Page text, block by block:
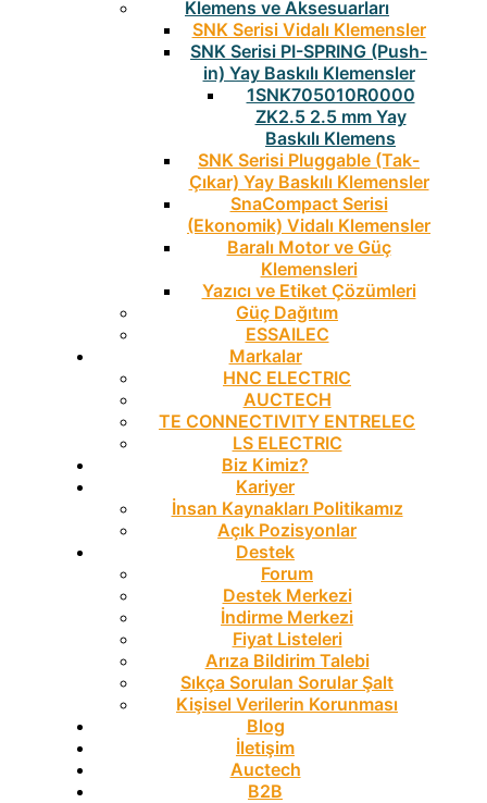
Klemens ve Aksesuarları
SNK Serisi Vidalı Klemensler
SNK Serisi PI-SPRING (Push-
in) Yay Baskılı Klemensler
1SNK705010R0000
ZK2.5 2.5 mm Yay
Baskılı Klemens
SNK Serisi Pluggable (Tak-
Çıkar) Yay Baskılı Klemensler
SnaCompact Serisi
(Ekonomik) Vidalı Klemensler
Baralı Motor ve Güç
Klemensleri
Yazıcı ve Etiket Çözümleri
Güç Dağıtım
ESSAILEC
Markalar
HNC ELECTRIC
AUCTECH
TE CONNECTIVITY ENTRELEC
LS ELECTRIC
Biz Kimiz?
Kariyer
İnsan Kaynakları Politikamız
Açık Pozisyonlar
Destek
Forum
Destek Merkezi
İndirme Merkezi
Fiyat Listeleri
Arıza Bildirim Talebi
Sıkça Sorulan Sorular Şalt
Kişisel Verilerin Korunması
Blog
İletişim
Auctech
B2B